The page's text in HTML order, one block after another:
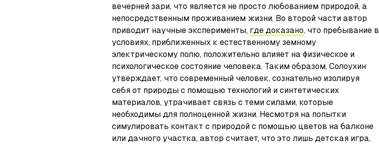
вечерней зари, что является не просто любованием природой, а
непосредственным проживанием жизни. Во второй части автор
приводит научные эксперименты, где доказано, что пребывание в
условиях, приближенных к естественному земному
электрическому полю, положительно влияет на физическое и
психологическое состояние человека. Таким образом, Солоухин
утверждает, что современный человек, сознательно изолируя
себя от природы с помощью технологий и синтетических
материалов, утрачивает связь с теми силами, которые
необходимы для полноценной жизни. Несмотря на попытки
симулировать контакт с природой с помощью цветов на балконе
или дачного участка, автор считает, что это лишь детская игра,